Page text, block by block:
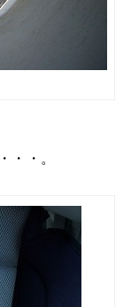
・・。